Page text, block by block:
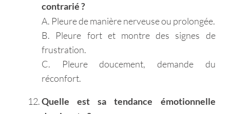
contrarié ?
A. Pleure de manière nerveuse ou prolongée.
B. Pleure fort et montre des signes de
frustration.
C. Pleure doucement, demande du
réconfort.
Quelle est sa tendance émotionnelle